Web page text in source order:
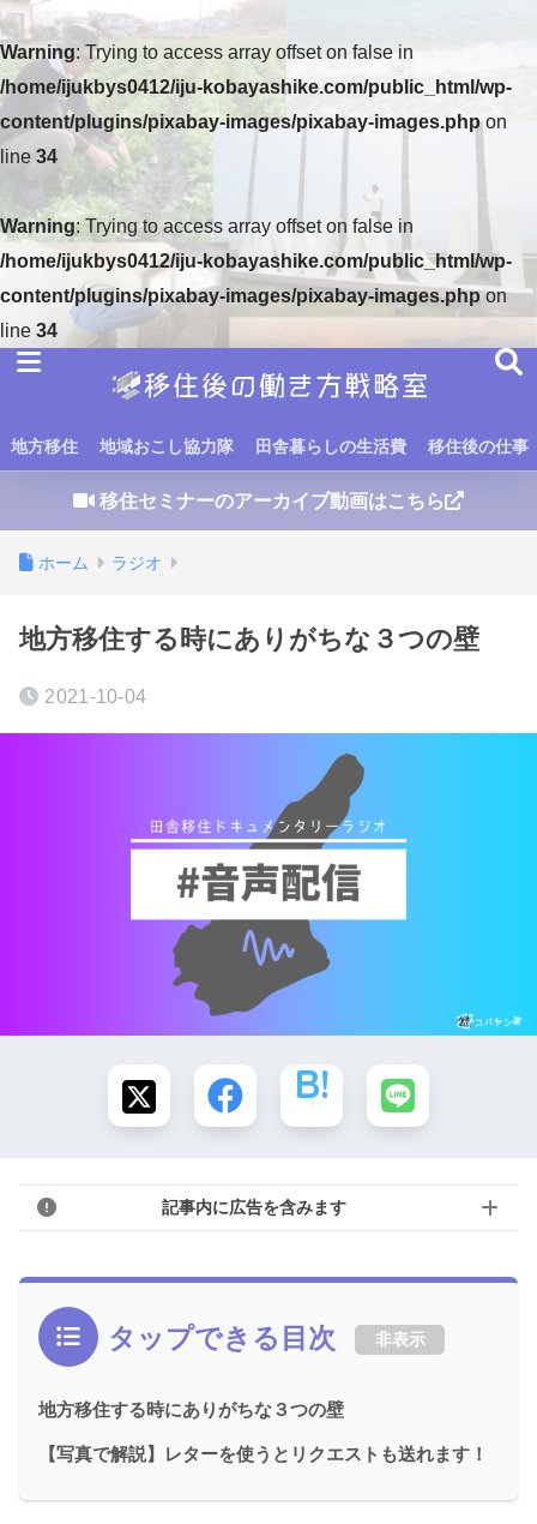
Warning: Trying to access array offset on false in
/home/ijukbys0412/iju-kobayashike.com/public_html/wp-
content/plugins/pixabay-images/pixabay-images.phpon
line 34
Warning: Trying to access array offset on false in
/home/ijukbys0412/iju-kobayashike.com/public_html/wp-
content/plugins/pixabay-images/pixabay-images.phpon
line 34
地方移住 地域おこし協力隊 田舎暮らしの生活費 移住後の仕事
移住セミナーのアーカイブ動画はこちら
ホーム ラジオ
地方移住する時にありがちな３つの壁
2021-10-04
記事内に広告を含みます
タップできる目次 非表示
地方移住する時にありがちな３つの壁
【写真で解説】レターを使うとリクエストも送れます！